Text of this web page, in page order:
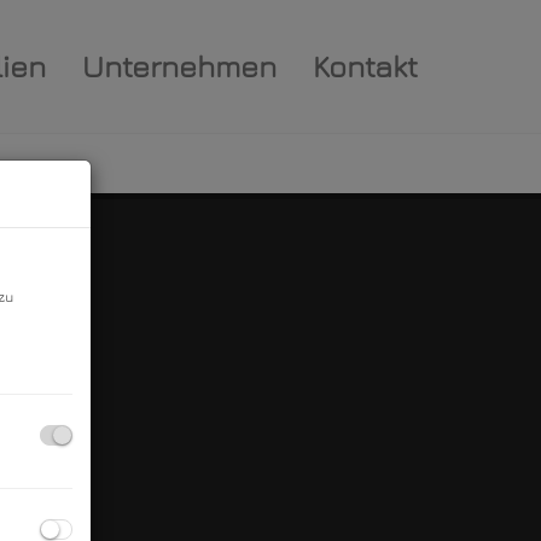
Unternehmen Kontakt